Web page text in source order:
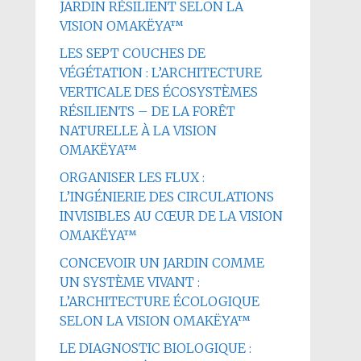
JARDIN RÉSILIENT SELON LA
VISION OMAKËYA™
LES SEPT COUCHES DE
VÉGÉTATION : L’ARCHITECTURE
VERTICALE DES ÉCOSYSTÈMES
RÉSILIENTS – DE LA FORÊT
NATURELLE À LA VISION
OMAKËYA™
ORGANISER LES FLUX :
L’INGÉNIERIE DES CIRCULATIONS
INVISIBLES AU CŒUR DE LA VISION
OMAKËYA™
CONCEVOIR UN JARDIN COMME
UN SYSTÈME VIVANT :
L’ARCHITECTURE ÉCOLOGIQUE
SELON LA VISION OMAKËYA™
LE DIAGNOSTIC BIOLOGIQUE :